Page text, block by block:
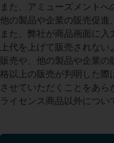
また、アミューズメントへ
他の製品や企業の販売促進
また、弊社が商品画面に
上代を上げて販売されな
販売や、他の製品や企業
格以上の販売が判明した際
させていただくことをあら
ライセンス商品以外につい